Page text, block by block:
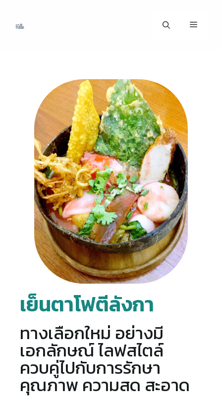
เย็นตาโฟตีลังกา
ทางเลือกใหม่ อย่างมี
เอกลักษณ์ ไลฟสไตล์
ควบคู่ไปกับการรักษา
คุณภาพ ความสด สะอาด